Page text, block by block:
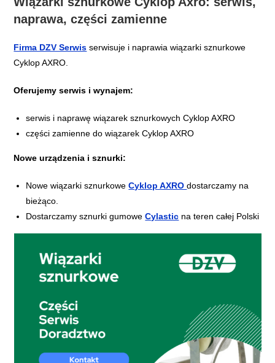
naprawa, części zamienne
Firma DZV Serwis serwisuje i naprawia wiązarki sznurkowe
Cyklop AXRO.
Oferujemy serwis i wynajem:
serwis i naprawę wiązarek sznurkowych Cyklop AXRO
części zamienne do wiązarek Cyklop AXRO
Nowe urządzenia i sznurki:
Nowe wiązarki sznurkoweCyklop AXROdostarczamy na
bieżąco.
Dostarczamy sznurki gumoweCylastic na teren całej Polski